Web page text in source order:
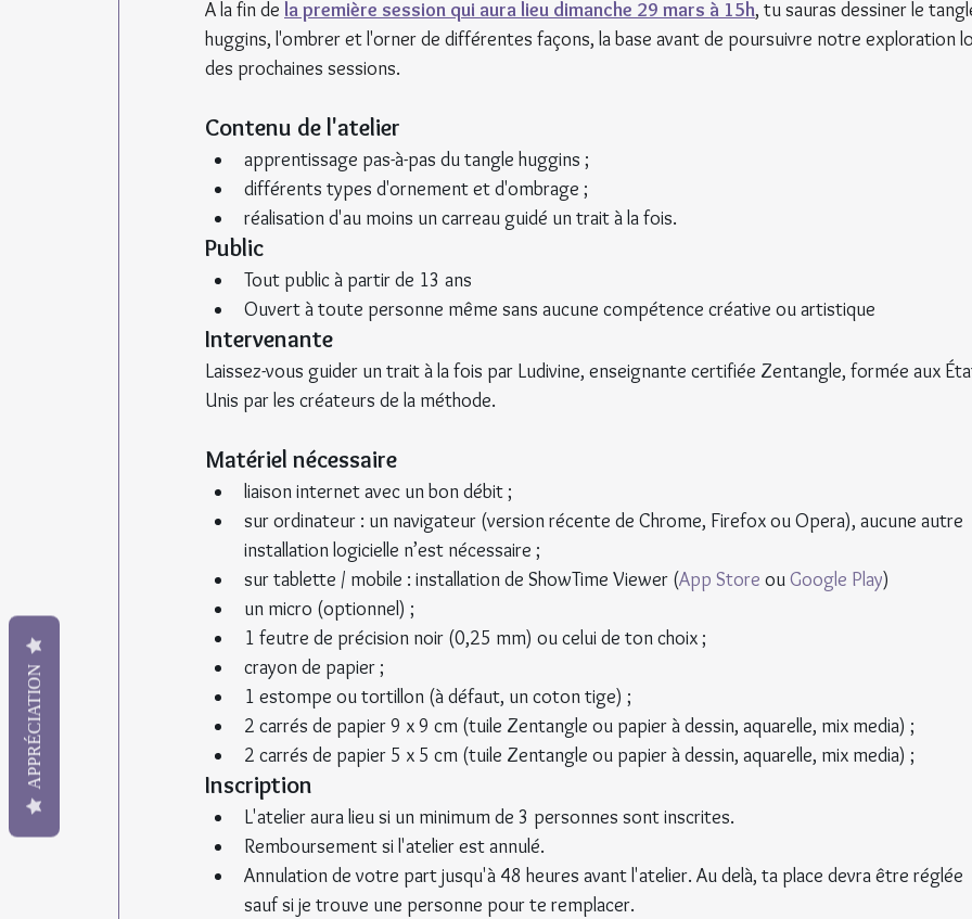
A la fin de la première session qui aura lieu dimanche 29 mars à 15h, tu sauras dessiner le
huggins, l'ombrer et l'orner de différentes façons, la base avant de poursuivre notre exploration
des prochaines sessions.
Contenu de l'atelier
apprentissage pas-à-pas du tangle huggins ;
différents types d'ornement et d'ombrage ;
réalisation d'au moins un carreau guidé un trait à la fois.
Public
Tout public à partir de 13 ans
Ouvert à toute personne même sans aucune compétence créative ou artistique
Intervenante
Laissez-vous guider un trait à la fois par Ludivine, enseignante certifiée Zentangle, formée aux
Unis par les créateurs de la méthode.
Matériel nécessaire
liaison internet avec un bon débit ;
sur ordinateur : un navigateur (version récente de Chrome, Firefox ou Opera), aucune autre
installation logicielle n’est nécessaire ;
sur tablette / mobile : installation de ShowTime Viewer (App Store ou Google Play)
un micro (optionnel) ;
1 feutre de précision noir (0,25 mm) ou celui de ton choix ;
crayon de papier ;
1 estompe ou tortillon (à défaut, un coton tige) ;
2 carrés de papier 9 x 9 cm (tuile Zentangle ou papier à dessin, aquarelle, mix media) ;
2 carrés de papier 5 x 5 cm (tuile Zentangle ou papier à dessin, aquarelle, mix media) ;
Inscription
L'atelier aura lieu si un minimum de 3 personnes sont inscrites.
Remboursement si l'atelier est annulé.
Annulation de votre part jusqu'à 48 heures avant l'atelier. Au delà, ta place devra être réglée
sauf si je trouve une personne pour te remplacer.
APPRÉCIATION